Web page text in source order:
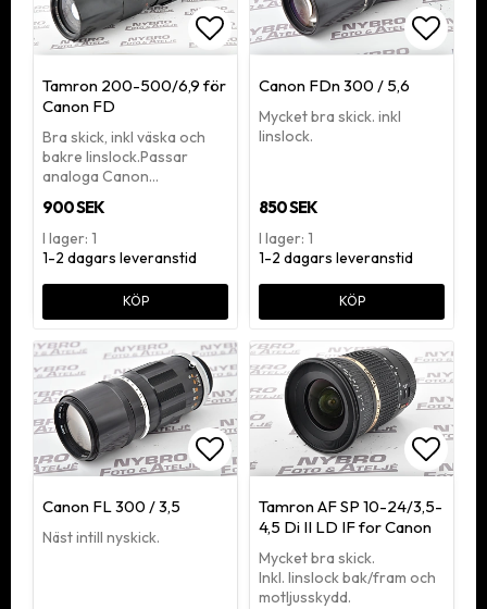
Tamron 200-500/6,9 för
Canon FD
Bra skick, inkl väska och
bakre linslock.Passar
analoga Canon…
900 SEK
I lager: 1
1-2 dagars leveranstid
KÖP
Canon FDn 300 / 5,6
Mycket bra skick. inkl
linslock.
850 SEK
I lager: 1
1-2 dagars leveranstid
KÖP
Canon FL 300 / 3,5
Näst intill nyskick.
Tamron AF SP 10-24/3,5-
4,5 Di II LD IF for Canon
Mycket bra skick.
Inkl. linslock bak/fram och
motljusskydd.